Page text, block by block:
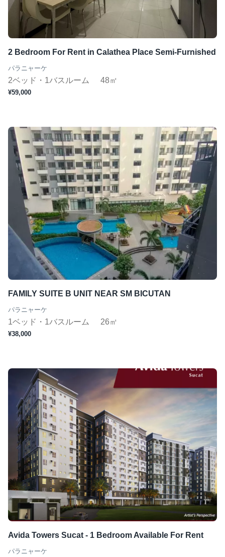
2 Bedroom For Rent in Calathea Place Semi-Furnished
パラニャーケ
2ベッド・1バスルーム 48㎡
¥59,000
FAMILY SUITE B UNIT NEAR SM BICUTAN
パラニャーケ
1ベッド・1バスルーム 26㎡
¥38,000
Avida Towers Sucat - 1 Bedroom Available For Rent
パラニャーケ